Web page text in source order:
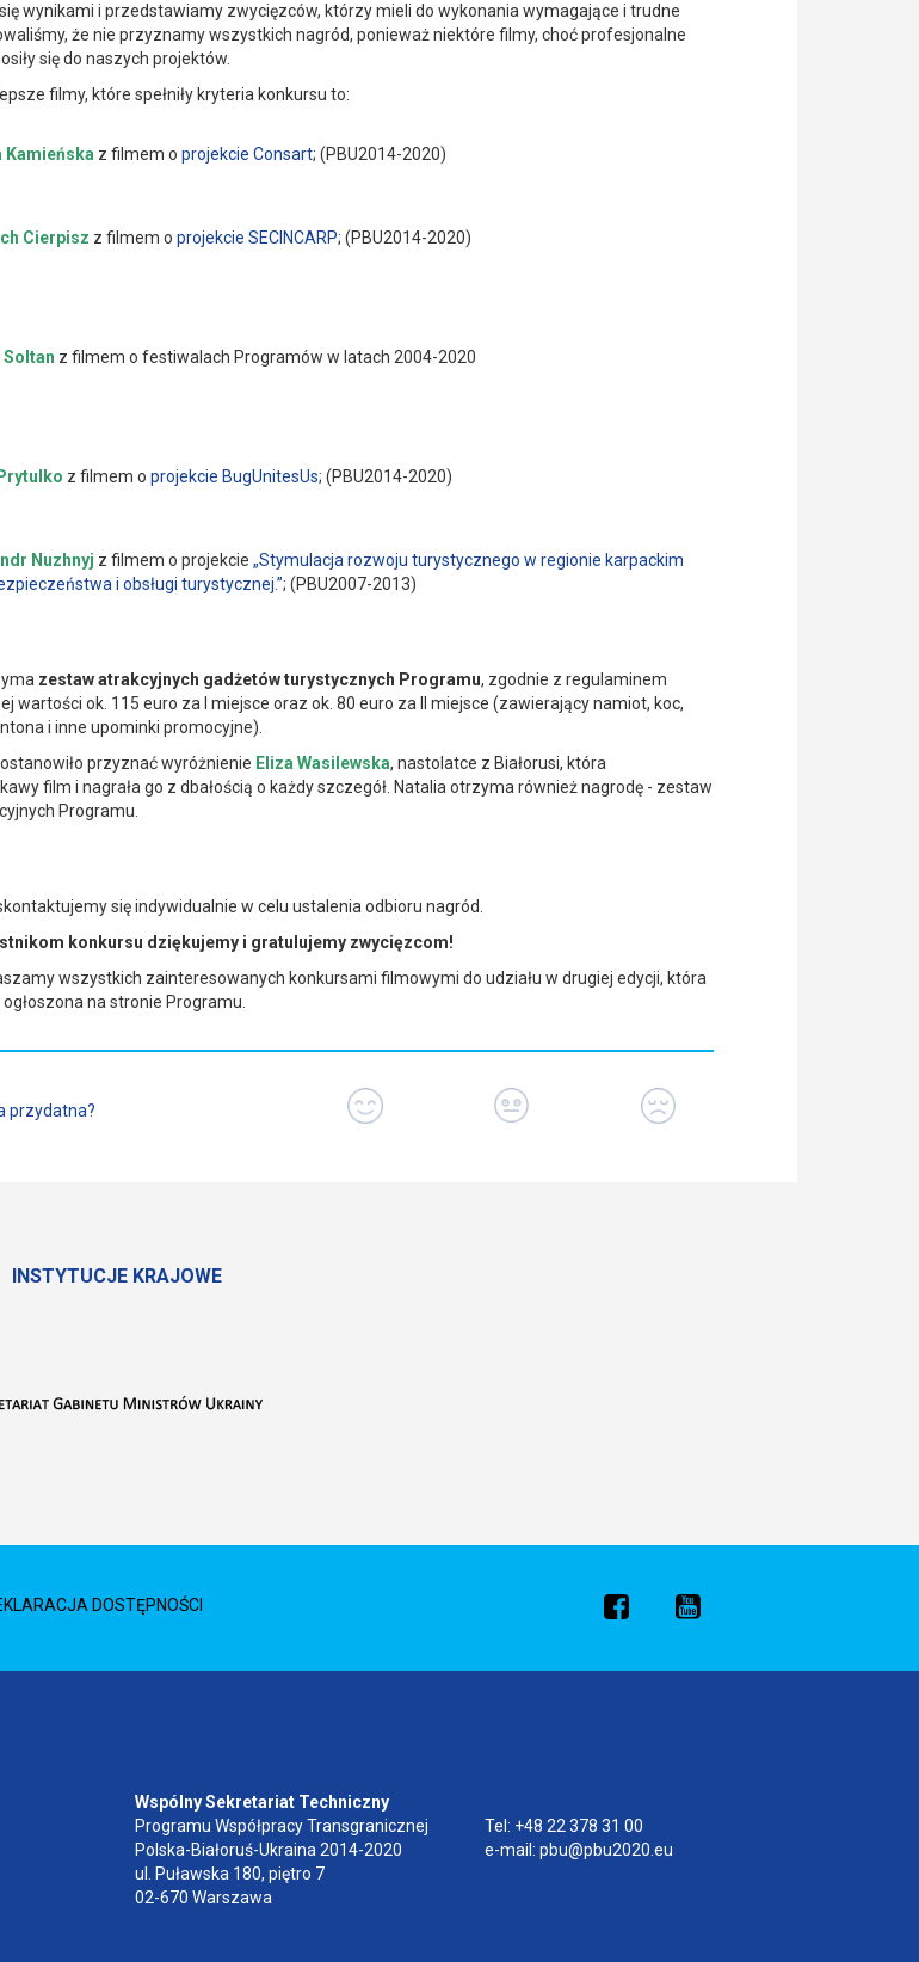
wynikami i przedstawiamy zwycięzców, którzy mieli do wykonania wymagające i trudne
że nie przyznamy wszystkich nagród, ponieważ niektóre filmy, choć profesjonalne
się do naszych projektów.
filmy, które spełniły kryteria konkursu to:
Kamieńska z filmem o projekcie Consart; (PBU2014-2020)
Cierpisz z filmem o projekcie SECINCARP; (PBU2014-2020)
z filmem o festiwalach Programów w latach 2004-2020
z filmem o projekcie BugUnitesUs; (PBU2014-2020)
Nuzhnyj z filmem o projekcie „Stymulacja rozwoju turystycznego w regionie karpackim
i obsługi turystycznej.”; (PBU2007-2013)
zestaw atrakcyjnych gadżetów turystycznych Programu, zgodnie z regulaminem
wartości ok. 115 euro za I miejsce oraz ok. 80 euro za II miejsce (zawierający namiot, koc,
i inne upominki promocyjne).
przyznać wyróżnienie Eliza Wasilewska, nastolatce z Białorusi, która
film i nagrała go z dbałością o każdy szczegół. Natalia otrzyma również nagrodę - zestaw
Programu.
się indywidualnie w celu ustalenia odbioru nagród.
konkursu dziękujemy i gratulujemy zwycięzcom!
wszystkich zainteresowanych konkursami filmowymi do udziału w drugiej edycji, która
na stronie Programu.
przydatna?
INSTYTUCJE KRAJOWE
DOSTĘPNOŚCI
Wspólny Sekretariat Techniczny
Programu Współpracy Transgranicznej
Polska-Białoruś-Ukraina 2014-2020
ul. Puławska 180, piętro 7
02-670 Warszawa
Tel: +48 22 378 31 00
e-mail: pbu@pbu2020.eu